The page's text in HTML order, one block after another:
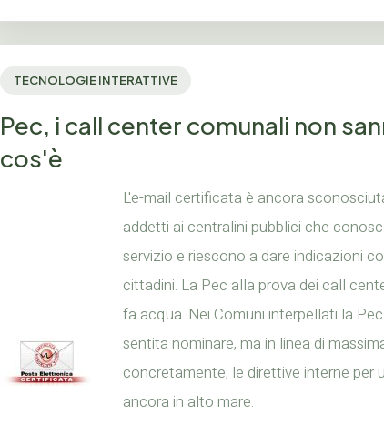
TECNOLOGIE INTERATTIVE
Pec, i call center comunali non
cos'è
L'e-mail certificata è ancora
addetti ai centralini pubblici che
servizio e riescono a dare indicazioni
cittadini. La Pec alla prova dei call
fa acqua. Nei Comuni interpellati la
sentita nominare, ma in linea di
concretamente, le direttive interne per
ancora in alto mare.